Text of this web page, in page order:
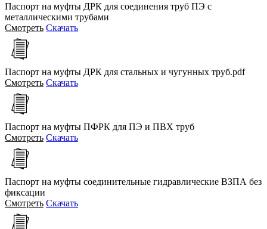
Паспорт на муфты ДРК для соединения труб ПЭ с
металлическими трубами
Смотреть Скачать
Паспорт на муфты ДРК для стальных и чугунных труб.pdf
Смотреть Скачать
Паспорт на муфты ПФРК для ПЭ и ПВХ труб
Смотреть Скачать
Паспорт на муфты соединительные гидравлические ВЗПА без
фиксации
Смотреть Скачать